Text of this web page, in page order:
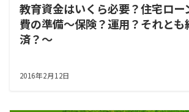
教育資金はいくら必要？住宅ロー
費の準備～保険？運用？それとも
済？～
2016年2月12日